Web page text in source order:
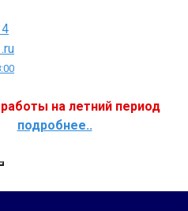
на летний период
подробнее..